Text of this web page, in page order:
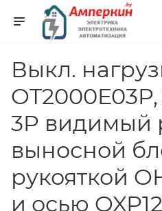
Выкл.
3P видимый
выносной
рукояткой
и осью